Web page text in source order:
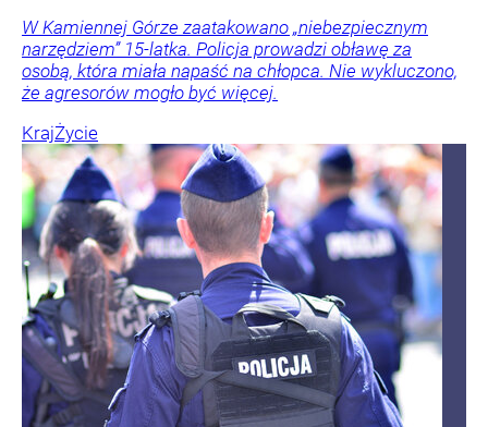
W Kamiennej Górze zaatakowano „niebezpiecznym
narzędziem” 15-latka. Policja prowadzi obławę za
osobą, która miała napaść na chłopca. Nie wykluczono,
że agresorów mogło być więcej.
KrajŻycie